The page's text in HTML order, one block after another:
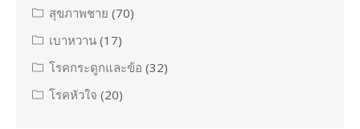
สุขภาพชาย (70)
เบาหวาน (17)
โรคกระดูกและข้อ (32)
โรคหัวใจ (20)